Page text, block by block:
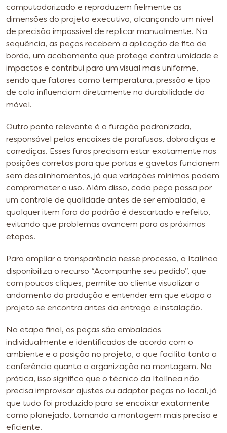
computadorizado e reproduzem fielmente as
dimensões do projeto executivo, alcançando um nível
de precisão impossível de replicar manualmente. Na
sequência, as peças recebem a aplicação de fita de
borda, um acabamento que protege contra umidade e
impactos e contribui para um visual mais uniforme,
sendo que fatores como temperatura, pressão e tipo
de cola influenciam diretamente na durabilidade do
móvel.
Outro ponto relevante é a furação padronizada,
responsável pelos encaixes de parafusos, dobradiças e
corrediças. Esses furos precisam estar exatamente nas
posições corretas para que portas e gavetas funcionem
sem desalinhamentos, já que variações mínimas podem
comprometer o uso. Além disso, cada peça passa por
um controle de qualidade antes de ser embalada, e
qualquer item fora do padrão é descartado e refeito,
evitando que problemas avancem para as próximas
etapas.
Para ampliar a transparência nesse processo, a Italínea
disponibiliza o recurso “Acompanhe seu pedido”, que
com poucos cliques, permite ao cliente visualizar o
andamento da produção e entender em que etapa o
projeto se encontra antes da entrega e instalação.
Na etapa final, as peças são embaladas
individualmente e identificadas de acordo com o
ambiente e a posição no projeto, o que facilita tanto a
conferência quanto a organização na montagem. Na
prática, isso significa que o técnico da Italínea não
precisa improvisar ajustes ou adaptar peças no local, já
que tudo foi produzido para se encaixar exatamente
como planejado, tornando a montagem mais precisa e
eficiente.